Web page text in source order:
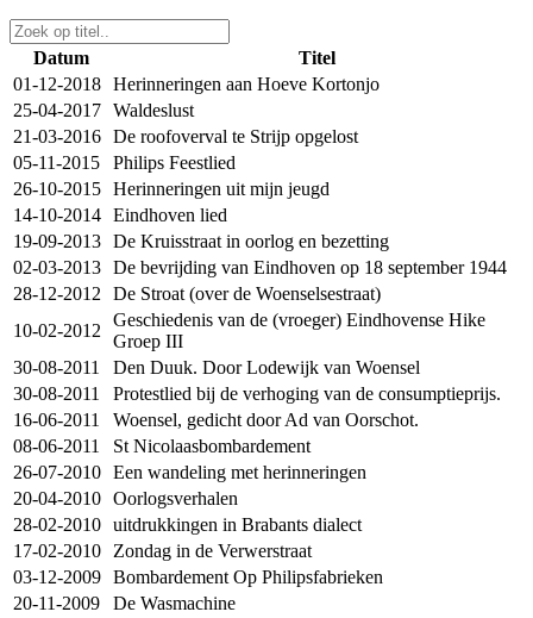
Datum
Titel
01-12-2018 Herinneringen aan Hoeve Kortonjo
25-04-2017 Waldeslust
21-03-2016 De roofoverval te Strijp opgelost
05-11-2015
Philips Feestlied
26-10-2015 Herinneringen uit mijn jeugd
14-10-2014 Eindhoven lied
19-09-2013 De Kruisstraat in oorlog en bezetting
02-03-2013 De bevrijding van Eindhoven op 18 september 1944
28-12-2012
De Stroat (over de Woenselsestraat)
10-02-2012
Geschiedenis van de (vroeger) Eindhovense Hike
Groep III
30-08-2011
Den Duuk. Door Lodewijk van Woensel
30-08-2011
Protestlied bij de verhoging van de consumptieprijs.
16-06-2011
Woensel, gedicht door Ad van Oorschot.
08-06-2011
St Nicolaasbombardement
26-07-2010 Een wandeling met herinneringen
20-04-2010 Oorlogsverhalen
28-02-2010 uitdrukkingen in Brabants dialect
17-02-2010
Zondag in de Verwerstraat
03-12-2009 Bombardement Op Philipsfabrieken
20-11-2009
De Wasmachine